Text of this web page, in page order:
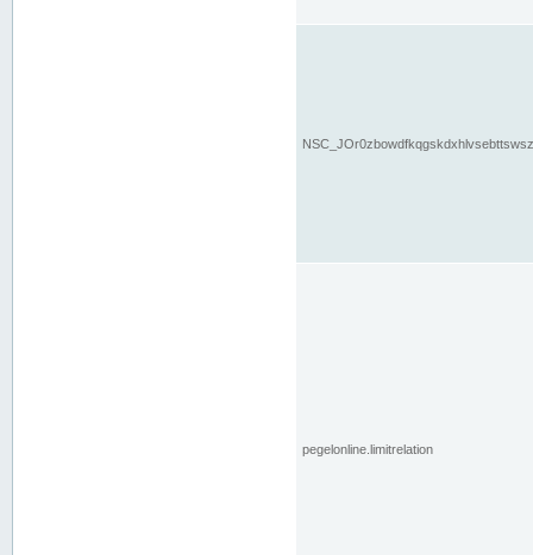
pegelonline.limitrelation